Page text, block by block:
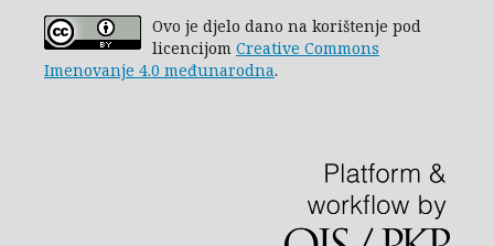
Ovo je djelo dano na korištenje pod
licencijom Creative Commons
Imenovanje 4.0 međunarodna.